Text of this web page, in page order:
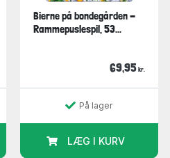
Bierne på bondegården -
Rammepuslespil, 53...
69,95 kr.
På lager
LÆG I KURV